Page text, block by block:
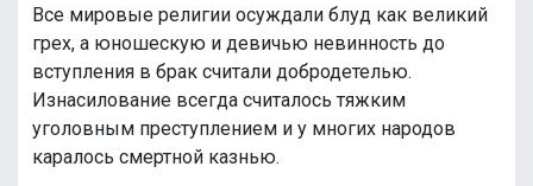
Все мировые религии осуждали блуд как великий
грех, а юношескую и девичью невинность до
вступления в брак считали добродетелью.
Изнасилование всегда считалось тяжким
уголовным преступлением и у многих народов
каралось смертной казнью.